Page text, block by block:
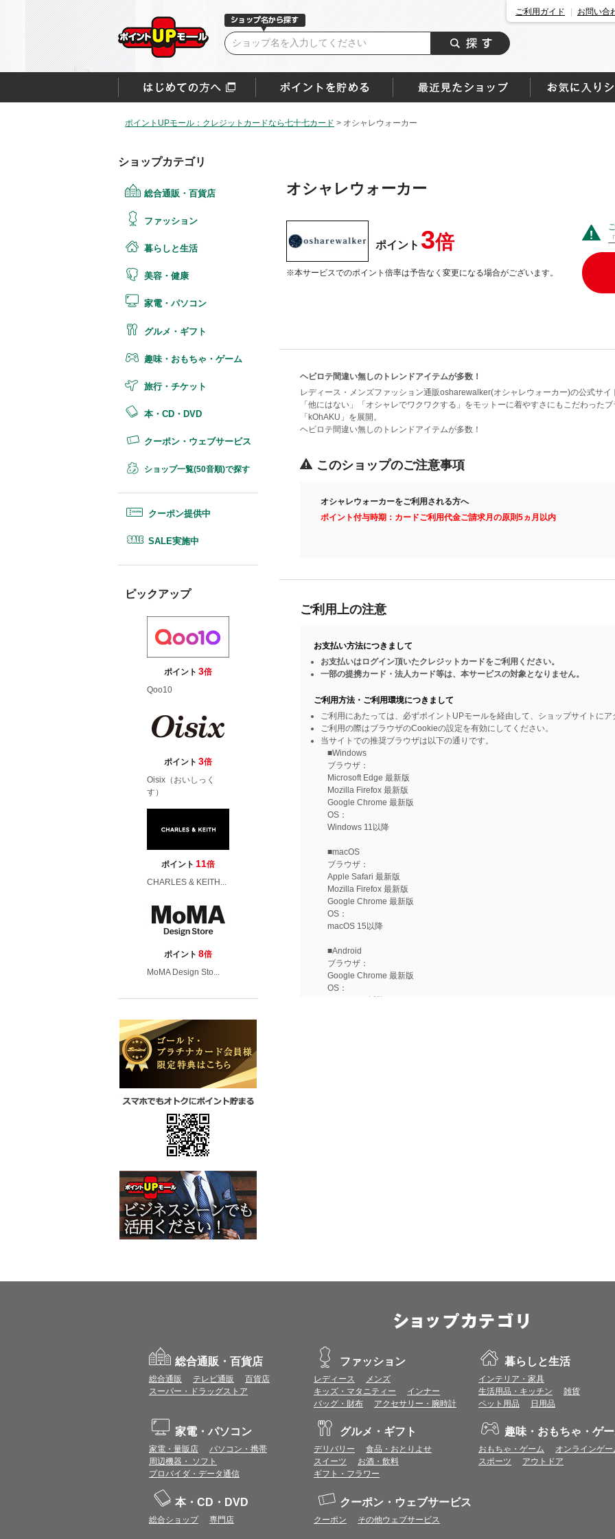
ご利用ガイド お問い合
ポイントUPモール：クレジットカードなら七十七カード > オシャレウォーカー
ショップカテゴリ
総合通販・百貨店
ファッション
暮らしと生活
美容・健康
家電・パソコン
グルメ・ギフト
趣味・おもちゃ・ゲーム
旅行・チケット
本・CD・DVD
クーポン・ウェブサービス
ショップ一覧(50音順)で探す
クーポン提供中
SALE実施中
ピックアップ
ポイント 3倍
Qoo10
ポイント 3倍
Oisix（おいしっく
す）
ポイント 11倍
CHARLES & KEITH...
ポイント 8倍
MoMA Design Sto...
オシャレウォーカー
ポイント 3倍
※本サービスでのポイント倍率は予告なく変更になる場合がございます。
ヘビロテ間違い無しのトレンドアイテムが多数！
レディース・メンズファッション通販osharewalker(オシャレウォーカー)の公式サイ
「他にはない」「オシャレでワクワクする」をモットーに着やすさにもこだわった
「kOhAKU」を展開。
ヘビロテ間違い無しのトレンドアイテムが多数！
このショップのご注意事項
オシャレウォーカーをご利用される方へ
ポイント付与時期：カードご利用代金ご請求月の原則5ヵ月以内
ご利用上の注意
お支払い方法につきまして
お支払いはログイン頂いたクレジットカードをご利用ください。
一部の提携カード・法人カード等は、本サービスの対象となりません。
ご利用方法・ご利用環境につきまして
ご利用にあたっては、必ずポイントUPモールを経由して、ショップサイトにア
ご利用の際はブラウザのCookieの設定を有効にしてください。
当サイトでの推奨ブラウザは以下の通りです。
■Windows
ブラウザ：
Microsoft Edge 最新版
Mozilla Firefox 最新版
Google Chrome 最新版
OS：
Windows 11以降
■macOS
ブラウザ：
Apple Safari 最新版
Mozilla Firefox 最新版
Google Chrome 最新版
OS：
macOS 15以降
■Android
ブラウザ：
Google Chrome 最新版
OS：
Android 15以降
対象サイトにアクセス後、カード決済前に別サイトにアクセスした場合は、ポ
商品購入後、購入内容等に変更があった場合は、プレミアムポイント付与の対
同一ショップで複数回ご利用される場合は、1回のご利用ごとにポイントUPモ
プレミアムポイントはワールドプレゼントのポイントとして景品等に交換できま
一部対象外となるサービスがあります。
ワールドプレゼントのお問合せの際は各ショップが発行する注文番号等が必要
に届く注文番号等の記載のあるメールを必ず保管してください。
※ご利用のOSバージョンやセキュリティソフトにより、自動的にショップアプ
トへ遷移する場合がございますが、その場合も対象外となる可能性があります
お気に入りショップについて
お気に入りに登録すると、以降、ショップ詳細ページ（ポイント付与条件確認
ら直接ショップサイトへアクセスすることができます。
お気に入りに登録したショップは、トップページ等の画面左側のお気に入りシ
（一部画面では表示されない場合があります。）
総合通販・百貨店
総合通販 テレビ通販
百貨店
スーパー・ドラッグストア
ファッション
レディース
メンズ
キッズ・マタニティー
インナー
バッグ・財布
アクセサリー・腕時計
暮らしと生活
インテリア・家具
生活用品・キッチン
雑貨
ペット用品
日用品
家電・パソコン
家電・量販店
パソコン・携帯
周辺機器・ ソフト
プロバイダ・データ通信
グルメ・ギフト
デリバリー
食品・おとりよせ
スイーツ
お酒・飲料
ギフト・フラワー
趣味・おもちゃ・ゲ
おもちゃ・ゲーム
オンラインゲー
スポーツ
アウトドア
本・CD・DVD
総合ショップ 専門店
クーポン・ウェブサービス
クーポン その他ウェブサービス